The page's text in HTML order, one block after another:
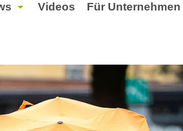
2026
Videos Für Unternehmen